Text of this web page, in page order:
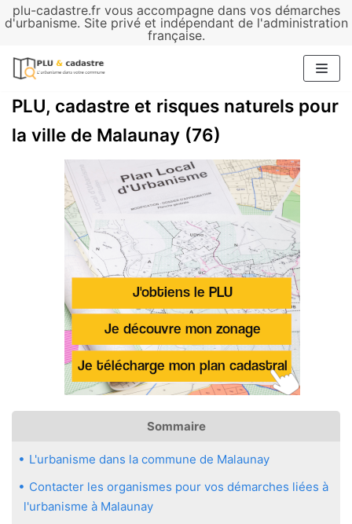
plu-cadastre.fr vous accompagne dans vos démarches
d'urbanisme. Site privé et indépendant de l'administration
française.
Aller
contenu
PLU, cadastre et risques naturels pour
la ville de Malaunay (76)
Sommaire
L'urbanisme dans la commune de Malaunay
Contacter les organismes pour vos démarches liées à
l'urbanisme à Malaunay